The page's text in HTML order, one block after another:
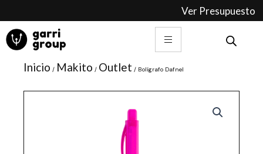
contenido
Ver Presupuesto
Inicio / Makito / Outlet / Bolígrafo Dafnel